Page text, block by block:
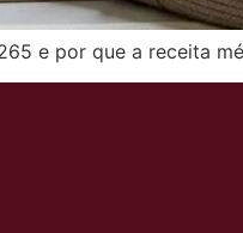
e por que a receita